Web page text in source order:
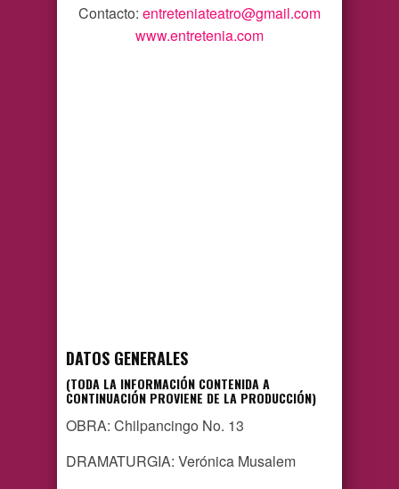
Contacto: entreteniateatro@gmail.com
www.entretenia.com
DATOS GENERALES
(TODA LA INFORMACIÓN CONTENIDA A
CONTINUACIÓN PROVIENE DE LA PRODUCCIÓN)
OBRA: Chilpancingo No. 13
DRAMATURGIA: Verónica Musalem